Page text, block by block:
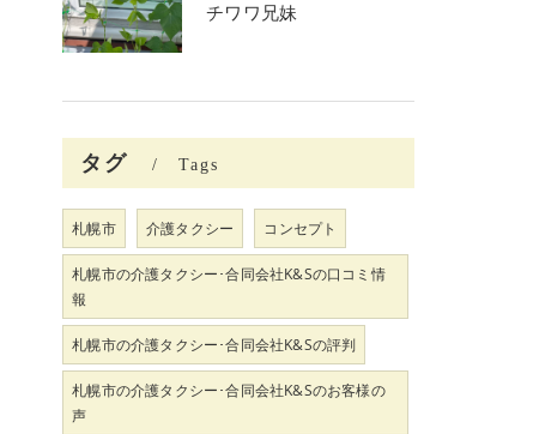
チワワ兄妹
タグ Tags
札幌市 介護タクシー コンセプト
札幌市の介護タクシー･合同会社K&Sの口コミ情
報
札幌市の介護タクシー･合同会社K&Sの評判
札幌市の介護タクシー･合同会社K&Sのお客様の
声